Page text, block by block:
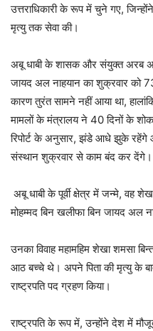
उत्तराधिकारी के रूप में चुने गए,
मृत्यु तक सेवा की।
अबू धाबी के शासक और संयुक्त अरब
जायद अल नाहयान का शुक्रवार को
कारण तुरंत सामने नहीं आया था,
मामलों के मंत्रालय ने 40 दिनों के
रिपोर्ट के अनुसार, झंडे आधे झुके रहेंगे
संस्थान शुक्रवार से काम बंद कर देंगे।
अबू धाबी के पूर्वी क्षेत्र में जन्मे, वह
मोहम्मद बिन खलीफा बिन जायद अल
उनका विवाह महामहिम शेखा
आठ बच्चे थे। अपने पिता की मृत्यु के
राष्ट्रपति पद ग्रहण किया।
राष्ट्रपति के रूप में, उन्होंने देश में